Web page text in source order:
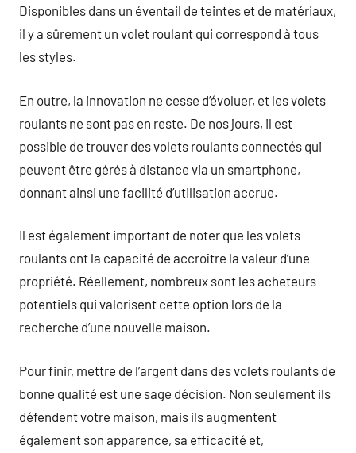
Disponibles dans un éventail de teintes et de matériaux,
il y a sûrement un volet roulant qui correspond à tous
les styles.
En outre, la innovation ne cesse d’évoluer, et les volets
roulants ne sont pas en reste. De nos jours, il est
possible de trouver des volets roulants connectés qui
peuvent être gérés à distance via un smartphone,
donnant ainsi une facilité d’utilisation accrue.
Il est également important de noter que les volets
roulants ont la capacité de accroître la valeur d’une
propriété. Réellement, nombreux sont les acheteurs
potentiels qui valorisent cette option lors de la
recherche d’une nouvelle maison.
Pour finir, mettre de l’argent dans des volets roulants de
bonne qualité est une sage décision. Non seulement ils
défendent votre maison, mais ils augmentent
également son apparence, sa efficacité et,